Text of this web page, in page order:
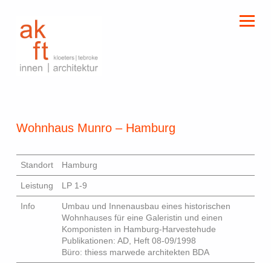
Wohnhaus Munro – Hamburg
Standort Hamburg
Leistung LP 1-9
Info
Umbau und Innenausbau eines historischen
Wohnhauses für eine Galeristin und einen
Komponisten in Hamburg-Harvestehude
Publikationen: AD, Heft 08-09/1998
Büro: thiess marwede architekten BDA